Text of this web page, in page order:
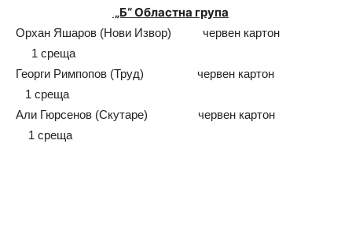
„Б“ Областна група
Орхан Яшаров (Нови Извор) червен картон
1 среща
Георги Римпопов (Труд) червен картон
1 среща
Али Гюрсенов (Скутаре) червен картон
1 среща